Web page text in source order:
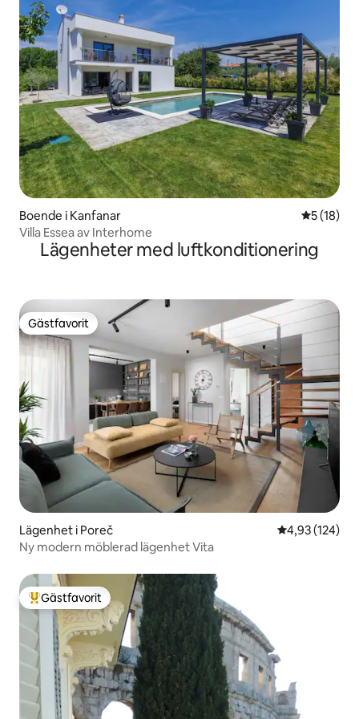
Boende i Kanfanar 5 av 5 i
5 (18)
Villa Essea av Interhome
Lägenheter med luftkonditionering
Gästfavorit
Gästfavorit
Lägenhet i Poreč 4,93 av 5 i
4,93 (124)
Ny modern möblerad lägenhet Vita
Populär gästfavorit
Gästfavorit